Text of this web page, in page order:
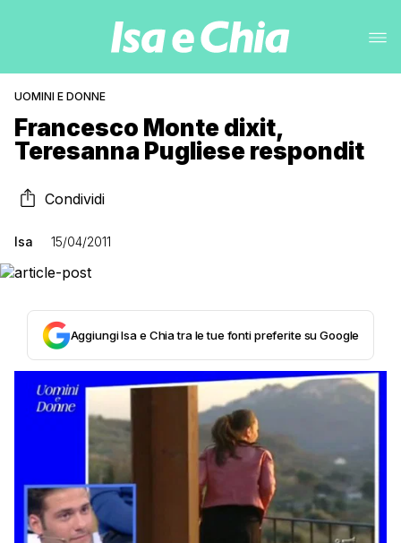
UOMINI E DONNE
Francesco Monte dixit,
Teresanna Pugliese respondit
Condividi
Isa 15/04/2011
Aggiungi Isa e Chia tra le tue fonti preferite su Google